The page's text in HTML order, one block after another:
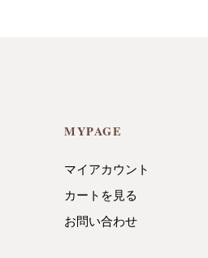
MYPAGE
マイアカウント
カートを見る
お問い合わせ